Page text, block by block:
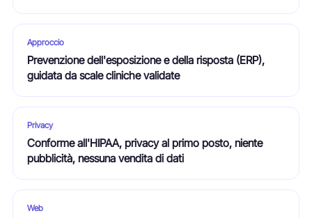
Approccio
Prevenzione dell'esposizione e della risposta (ERP),
guidata da scale cliniche validate
Privacy
Conforme all'HIPAA, privacy al primo posto, niente
pubblicità, nessuna vendita di dati
Web